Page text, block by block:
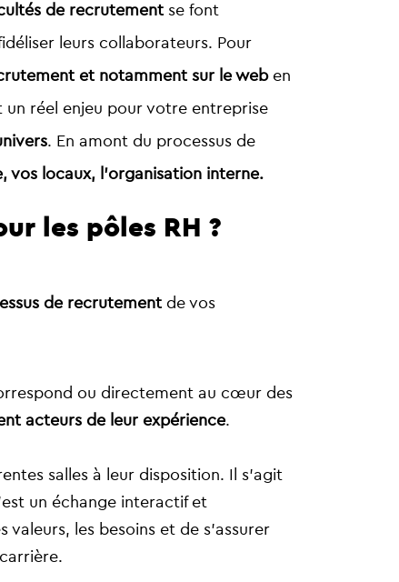
de recrutement se font
leurs collaborateurs. Pour
et notamment sur le weben
un réel enjeu pour votre entreprise
. En amont du processus de
vos locaux, l’organisation interne.
les pôles RH ?
de recrutement de vos
ou directement au cœur des
acteurs de leur expérience.
salles à leur disposition. Il s’agit
un échange interactif et
les besoins et de s’assurer